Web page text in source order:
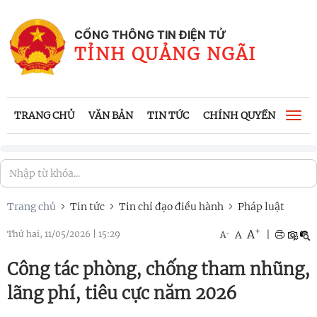
CỔNG THÔNG TIN ĐIỆN TỬ
TỈNH QUẢNG NGÃI
TRANG CHỦ VĂN BẢN TIN TỨC CHÍNH QUYỀN
Trang chủ Tin tức Tin chỉ đạo điều hành Pháp luật
Thứ hai, 11/05/2026 15:29 A- A A+
Công tác phòng, chống tham nhũng,
lãng phí, tiêu cực năm 2026